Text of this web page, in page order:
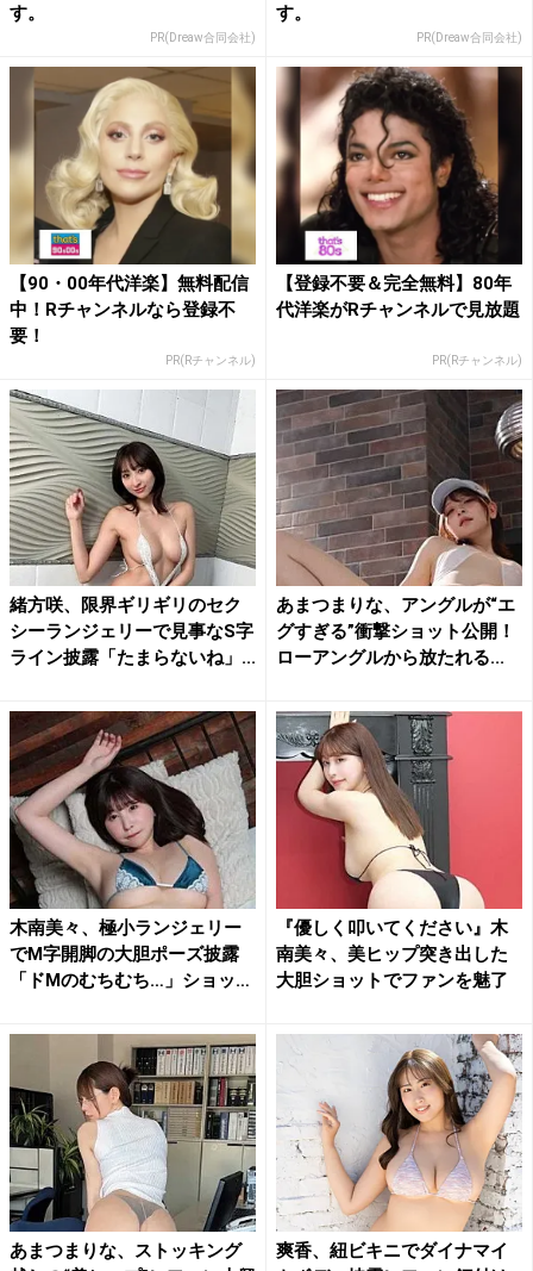
す。
PR(Dreaw合同会社)
す。
PR(Dreaw合同会社)
【90・00年代洋楽】無料配信
中！Rチャンネルなら登録不
要！
PR(Rチャンネル)
【登録不要＆完全無料】80年
代洋楽がRチャンネルで見放題
PR(Rチャンネル)
緒方咲、限界ギリギリのセク
シーランジェリーで見事なS字
ライン披露「たまらないね」...
あまつまりな、アングルが“エ
グすぎる”衝撃ショット公開！
ローアングルから放たれる...
木南美々、極小ランジェリー
でM字開脚の大胆ポーズ披露
「ドMのむちむち…」ショッ
『優しく叩いてください』木
南美々、美ヒップ突き出した
大胆ショットでファンを魅了
あまつまりな、ストッキング
爽香、紐ビキニでダイナマイ